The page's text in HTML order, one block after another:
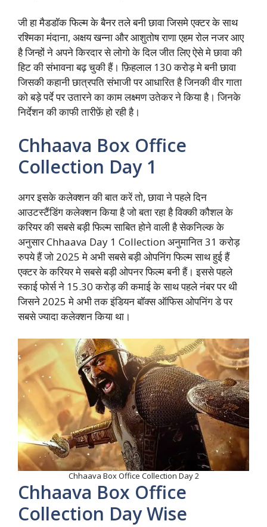
जी हा मैडडॉक फिल्म के बैनर तले बनी छावा जिसमे एक्टर के साथ
रश्मिका मंदाना, अक्षय खन्ना और आशुतोष राणा एहम रोल नजर आए
है जिन्हों ने अपने किरदार से लोगो के दिल जीत लिए ऐसे मे छावा की
हिट की संभावना बढ़ चुकी हैं। फ़िहलाल 130 करोड़ मे बनी छावा
जिसकी कहानी छात्रपति संभाजी पर आधारित है जिनकी वीर गाता
को बड़े पर्दे पर उतारने का काम लक्ष्मण उतेकर ने किया है। जिनके
निर्देशन की काफी तारीफ़ें हो रही है।
Chhaava Box Office
Collection Day 1
अगर इसके कलेक्शन की बात करें तो, छावा ने पहले दिन
आउटस्टैंडिंग कलेक्शन किया है जो बता रहा है विक्की कौशल के
करियर की सबसे बड़ी फिल्म साबित होने वाली है सेकनिल्क के
अनुसार Chhaava Day 1 Collection अनुमानित 31 करोड़
रुपये हैं जो 2025 मे अभी सबसे बड़ी ओपनिंग फिल्म साथ हुई हैं
एक्टर के करियर मे सबसे बड़ी ओपनर फिल्म बनी हैं। इससे पहले
स्काई फोर्स ने 15.30 करोड़ की कमाई के साथ पहले नंबर पर थी
जिसने 2025 मे अभी तक इंडियन बॉक्स ऑफिस ओपनिंग डे पर
सबसे ज्यादा कलेक्शन किया था।
Chhaava Box Office Collection Day 2
Chhaava Box Office
Collection Day Wise